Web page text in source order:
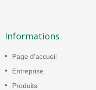
Informations
Page d'accueil
Entreprise
Produits